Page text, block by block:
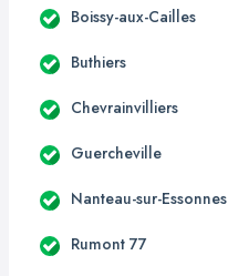
Boissy-aux-Cailles
Buthiers
Chevrainvilliers
Guercheville
Nanteau-sur-Essonnes
Rumont 77